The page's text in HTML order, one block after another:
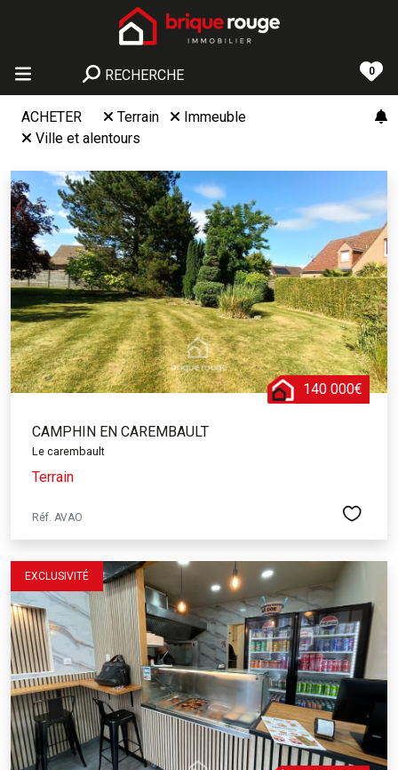
RECHERCHE 0
ACHETER Terrain
Immeuble
Ville et alentours
140 000€
CAMPHIN EN CAREMBAULT
Le carembault
Terrain
Réf. AVAO
EXCLUSIVITÉ